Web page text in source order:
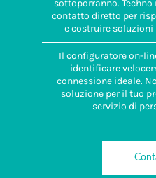
sottoporranno.
contatto diretto per
e costruire
Il configuratore on-
identificare
connessione ideale.
soluzione per il tuo
servizio di